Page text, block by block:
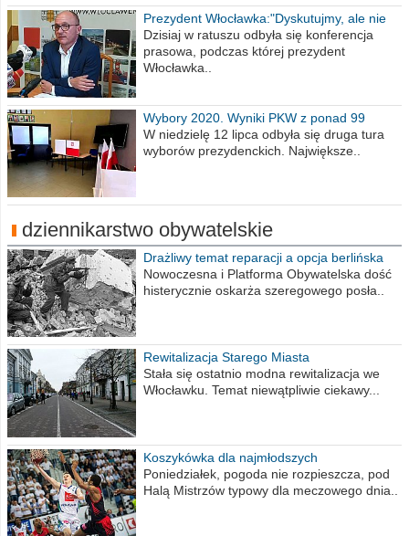
Prezydent Włocławka:"Dyskutujmy, ale nie
obrażajmy się”
Dzisiaj w ratuszu odbyła się konferencja
prasowa, podczas której prezydent
Włocławka..
Wybory 2020. Wyniki PKW z ponad 99
procent obwodów
W niedzielę 12 lipca odbyła się druga tura
wyborów prezydenckich. Największe..
dziennikarstwo obywatelskie
Drażliwy temat reparacji a opcja berlińska
Nowoczesna i Platforma Obywatelska dość
histerycznie oskarża szeregowego posła..
Rewitalizacja Starego Miasta
Stała się ostatnio modna rewitalizacja we
Włocławku. Temat niewątpliwie ciekawy...
Koszykówka dla najmłodszych
Poniedziałek, pogoda nie rozpieszcza, pod
Halą Mistrzów typowy dla meczowego dnia..